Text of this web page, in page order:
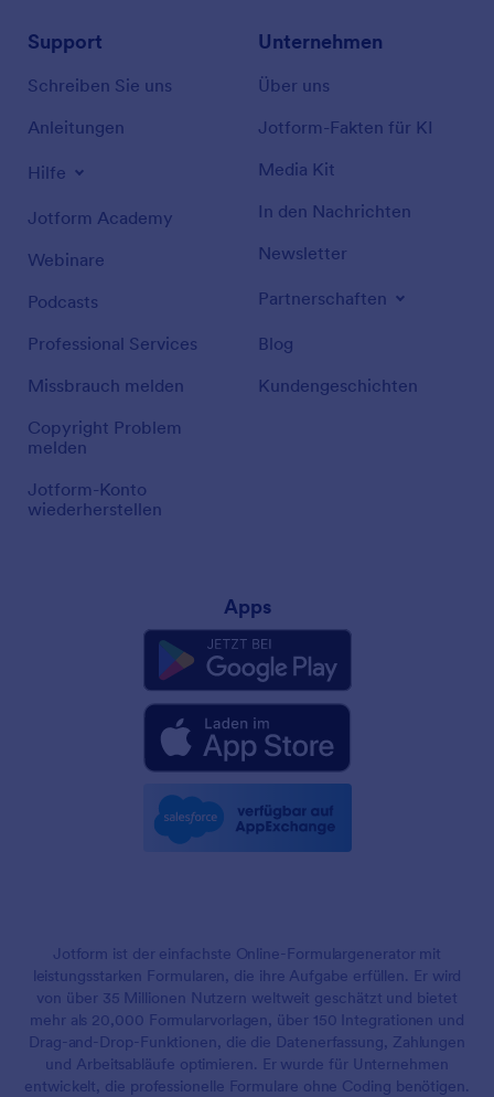
Support
Schreiben Sie uns
Anleitungen
Hilfe
Jotform Academy
Webinare
Podcasts
Professional Services
Missbrauch melden
Copyright Problem
melden
Jotform-Konto
wiederherstellen
Unternehmen
Über uns
Jotform-Fakten für KI
Media Kit
In den Nachrichten
Newsletter
Partnerschaften
Blog
Kundengeschichten
Apps
Jotform ist der einfachste Online-Formulargenerator mit
leistungsstarken Formularen, die ihre Aufgabe erfüllen. Er wird
von über 35 Millionen Nutzern weltweit geschätzt und bietet
mehr als 20,000 Formularvorlagen, über 150 Integrationen und
Drag-and-Drop-Funktionen, die die Datenerfassung, Zahlungen
und Arbeitsabläufe optimieren. Er wurde für Unternehmen
entwickelt, die professionelle Formulare ohne Coding benötigen.